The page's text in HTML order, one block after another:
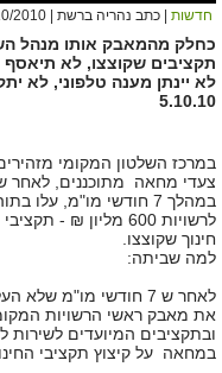
חדשות | כתב נהריה ברשת | 5/10/2010
כחלק מהמאבק אותו מנהל
תקציבים שקוצצו, לא
לא יינתן מענה טלפוני, לא
5.10.10
במרכז השלטון המקומי
צעדי מחאה מתוכננים, לאחר
במהלך 7 חודשי מו"מ,
חינוך שקוצצו.
למה שביתה:
לאחר ש 7 חודשי מו"מ
את מאבק ראשי הרשויות
ובתקציבים המיועדים לשירות
במחאה על קיצוץ תקציבי